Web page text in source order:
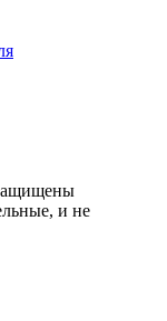
и не